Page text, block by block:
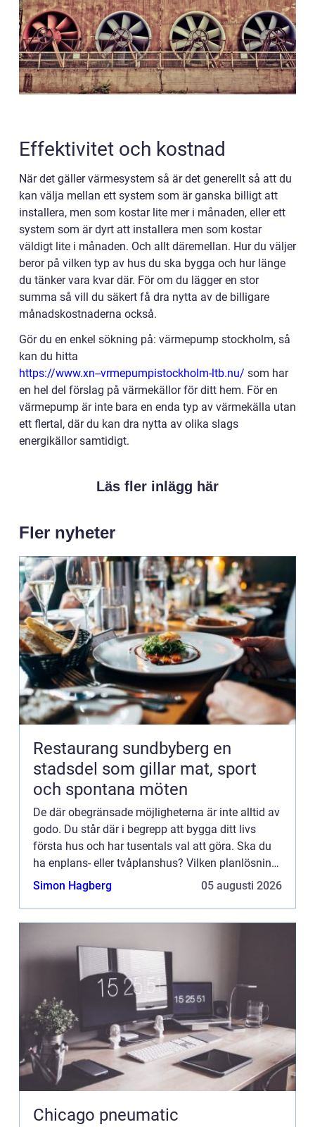
Effektivitet och kostnad
När det gäller värmesystem så är det generellt så att du
kan välja mellan ett system som är ganska billigt att
installera, men som kostar lite mer i månaden, eller ett
system som är dyrt att installera men som kostar
väldigt lite i månaden. Och allt däremellan. Hur du väljer
beror på vilken typ av hus du ska bygga och hur länge
du tänker vara kvar där. För om du lägger en stor
summa så vill du säkert få dra nytta av de billigare
månadskostnaderna också.
Gör du en enkel sökning på: värmepump stockholm, så
kan du hitta
https://www.xn--vrmepumpistockholm-ltb.nu/ som har
en hel del förslag på värmekällor för ditt hem. För en
värmepump är inte bara en enda typ av värmekälla utan
ett flertal, där du kan dra nytta av olika slags
energikällor samtidigt.
Läs fler inlägg här
Fler nyheter
Restaurang sundbyberg en
stadsdel som gillar mat, sport
och spontana möten
De där obegränsade möjligheterna är inte alltid av
godo. Du står där i begrepp att bygga ditt livs
första hus och har tusentals val att göra. Ska du
ha enplans- eller tvåplanshus? Vilken planlösning
ska du ha? Gjuten platta eller torpargrund? Trä
Simon Hagberg 05 augusti 2026
Chicago pneumatic